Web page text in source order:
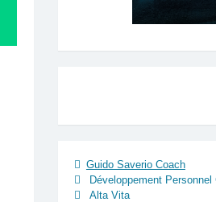
Guido Saverio Coach
Développement Personnel
Alta Vita